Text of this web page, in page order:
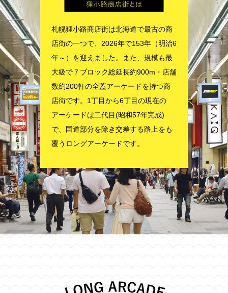
札幌狸小路商店街は北海道で最古の商
店街の一つで、2026年で153年（明治6
年～）を迎えました。また、規模も最
大級で７ブロック総延長約900m・店舗
数約200軒の全蓋アーケードを持つ商
店街です。1丁目から6丁目の現在の
アーケードは二代目(昭和57年完成)
で、国道部分を除き交差する路上をも
覆うロングアーケードです。